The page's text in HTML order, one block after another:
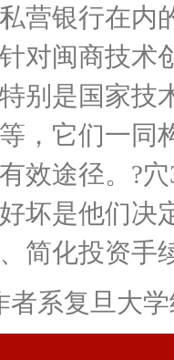
营银行在内
对闽商技术
别是国家技
，它们一同
效途径。?
坏是他们决
简化投资手
复旦大学